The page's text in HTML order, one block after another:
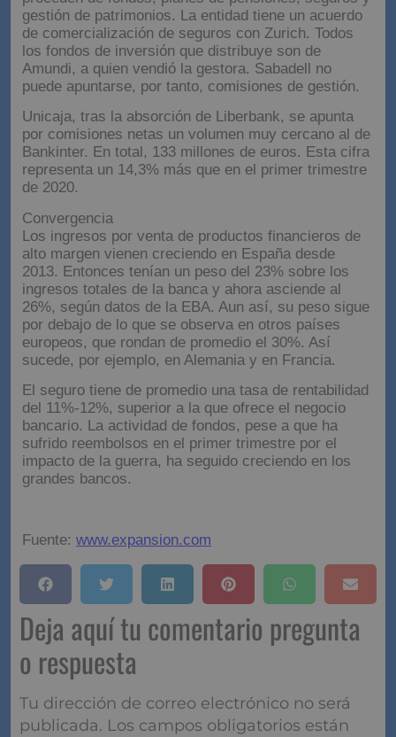
gestión de patrimonios. La entidad tiene un acuerdo
de comercialización de seguros con Zurich. Todos
los fondos de inversión que distribuye son de
Amundi, a quien vendió la gestora. Sabadell no
puede apuntarse, por tanto, comisiones de gestión.
Unicaja, tras la absorción de Liberbank, se apunta
por comisiones netas un volumen muy cercano al de
Bankinter. En total, 133 millones de euros. Esta cifra
representa un 14,3% más que en el primer trimestre
de 2020.
Convergencia
Los ingresos por venta de productos financieros de
alto margen vienen creciendo en España desde
2013. Entonces tenían un peso del 23% sobre los
ingresos totales de la banca y ahora asciende al
26%, según datos de la EBA. Aun así, su peso sigue
por debajo de lo que se observa en otros países
europeos, que rondan de promedio el 30%. Así
sucede, por ejemplo, en Alemania y en Francia.
El seguro tiene de promedio una tasa de rentabilidad
del 11%-12%, superior a la que ofrece el negocio
bancario. La actividad de fondos, pese a que ha
sufrido reembolsos en el primer trimestre por el
impacto de la guerra, ha seguido creciendo en los
grandes bancos.
Fuente: www.expansion.com
Deja aquí tu comentario pregunta
o respuesta
Tu dirección de correo electrónico no será
publicada. Los campos obligatorios están